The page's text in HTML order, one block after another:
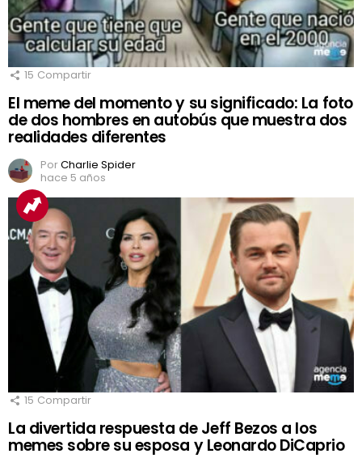
15 Compartir
El meme del momento y su significado: La foto
de dos hombres en autobús que muestra dos
realidades diferentes
PorCharlie Spider
hace 5 años
15 Compartir
La divertida respuesta de Jeff Bezos a los
memes sobre su esposa y Leonardo DiCaprio